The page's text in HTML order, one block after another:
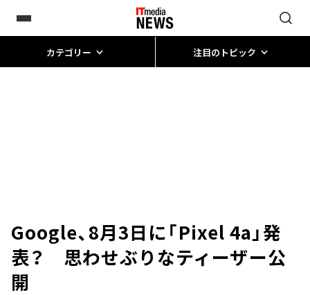
カテゴリー 注目のトピック
Google、8月3日に「Pixel 4a」発
表？ 思わせぶりなティーザー公
開